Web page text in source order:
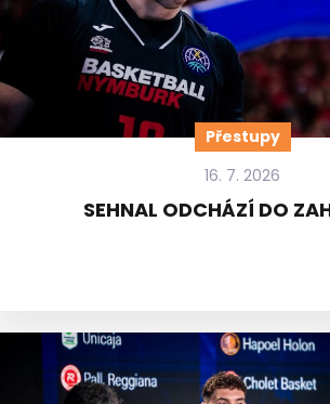
Přestupy
16. 7. 2026
SEHNAL ODCHÁZÍ DO